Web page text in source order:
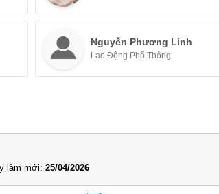
Nguyễn Phương Linh
Lao Động Phổ Thông
làm mới: 25/04/2026